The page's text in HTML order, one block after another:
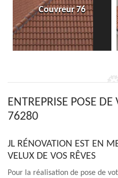
Couvreur 76
ENTREPRISE POSE
76280
JL RÉNOVATION EST EN
VELUX DE VOS RÊVES
Pour la réalisation de pose de